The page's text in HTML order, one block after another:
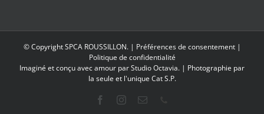
© Copyright SPCA ROUSSILLON. | Préférences de consentement|
Politique de confidentialité
Imaginé et conçu avec amour parStudio Octavia. | Photographie par
la seule et l'unique Cat S.P.
FacebookInstagram
Email